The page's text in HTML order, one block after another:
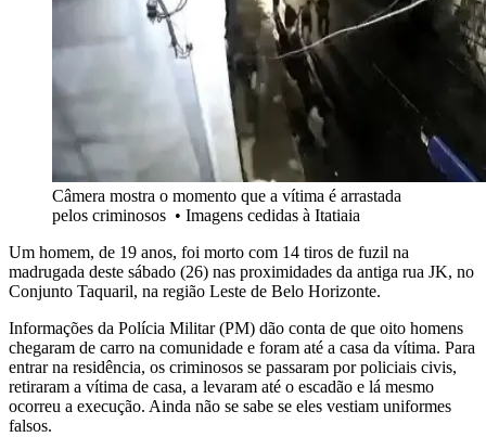
Câmera mostra o momento que a vítima é arrastada
pelos criminosos • Imagens cedidas à Itatiaia
Um homem, de 19 anos, foi morto com 14 tiros de fuzil na
madrugada deste sábado (26) nas proximidades da antiga rua JK, no
Conjunto Taquaril, na região Leste de Belo Horizonte.
Informações da Polícia Militar (PM) dão conta de que oito homens
chegaram de carro na comunidade e foram até a casa da vítima. Para
entrar na residência, os criminosos se passaram por policiais civis,
retiraram a vítima de casa, a levaram até o escadão e lá mesmo
ocorreu a execução. Ainda não se sabe se eles vestiam uniformes
falsos.